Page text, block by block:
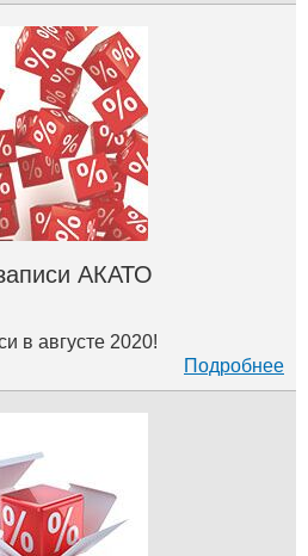
АКАТО
в августе 2020!
Подробнее